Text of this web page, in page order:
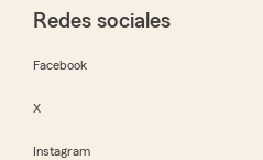
Redes sociales
Facebook
X
Instagram